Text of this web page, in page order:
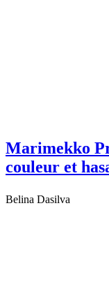
Marimekko
couleur et
Belina Dasilva